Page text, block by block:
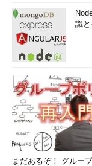
識
まだあるぞ！ グルー